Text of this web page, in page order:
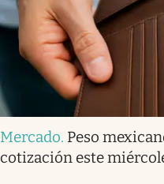
Mercado. Peso
cotización este